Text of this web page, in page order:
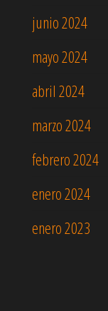
junio 2024
mayo 2024
abril 2024
marzo 2024
febrero 2024
enero 2024
enero 2023